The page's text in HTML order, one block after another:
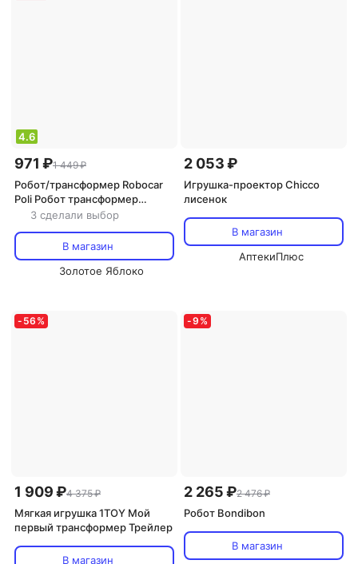
4.6
971 ₽1 449 ₽
Робот/трансформер Robocar
Poli Робот трансформер
Робокар Поли мини-малыш
3 сделали выбор
В магазин
Золотое Яблоко
2 053 ₽
Игрушка-проектор Chicco
лисенок
В магазин
АптекиПлюс
- 56 %
1 909 ₽4 375 ₽
Мягкая игрушка 1TOY Мой
первый трансформер Трейлер
В магазин
-9 %
2 265 ₽2 476 ₽
Робот Bondibon
В магазин